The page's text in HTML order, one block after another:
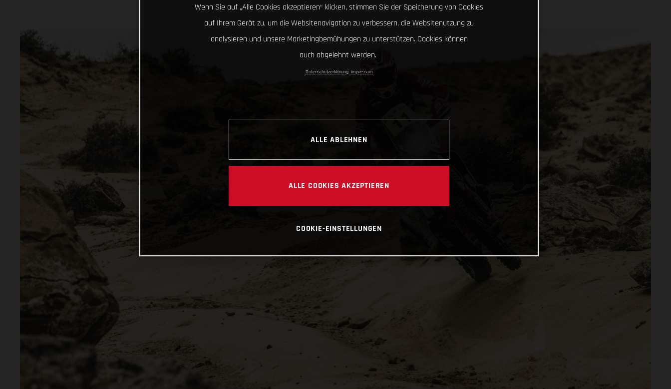
Wenn Sie auf „Alle Cookies akzeptieren“ klicken, stimmen Sie der Speicherung von Cookies
auf Ihrem Gerät zu, um die Websitenavigation zu verbessern, die Websitenutzung zu
analysieren und unsere Marketingbemühungen zu unterstützen. Cookies können
auch abgelehnt werden.
Datenschutzerklärung Impressum
ALLE ABLEHNEN
ALLE COOKIES AKZEPTIEREN
COOKIE-EINSTELLUNGEN